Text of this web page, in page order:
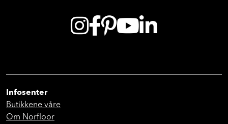
Infosenter
Butikkene våre
Om Norfloor